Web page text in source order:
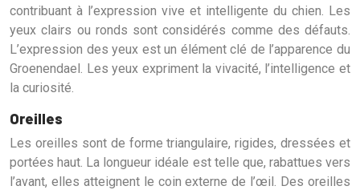
contribuant à l’expression vive et intelligente du chien. Les
yeux clairs ou ronds sont considérés comme des défauts.
L’expression des yeux est un élément clé de l’apparence du
Groenendael. Les yeux expriment la vivacité, l’intelligence et
la curiosité.
Oreilles
Les oreilles sont de forme triangulaire, rigides, dressées et
portées haut. La longueur idéale est telle que, rabattues vers
l’avant, elles atteignent le coin externe de l’œil. Des oreilles